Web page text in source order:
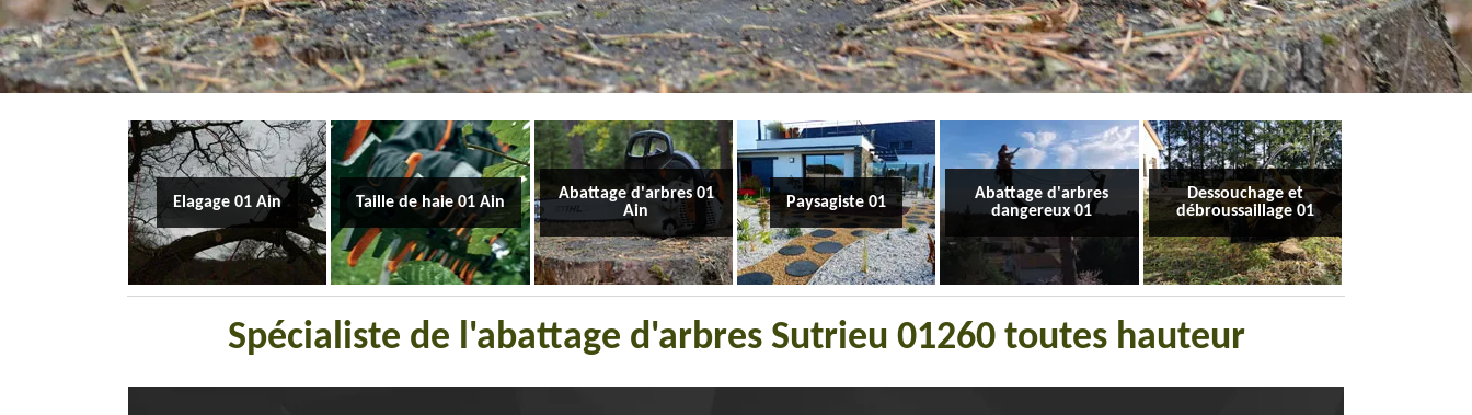
Elagage 01 Ain Taille de haie 01 Ain
Abattage d'arbres 01
Ain
Paysagiste 01
Abattage d'arbres
dangereux 01
Dessouchage et
débroussaillage 01
Spécialiste de l'abattage d'arbres Sutrieu 01260 toutes hauteur